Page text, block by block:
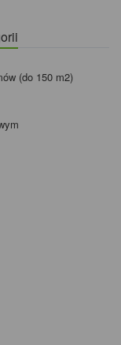
(do 150 m2)